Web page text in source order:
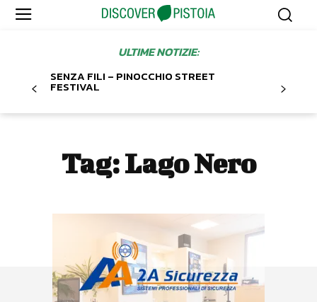
ULTIME NOTIZIE:
SENZA FILI – PINOCCHIO STREET
FESTIVAL
Tag:Lago Nero